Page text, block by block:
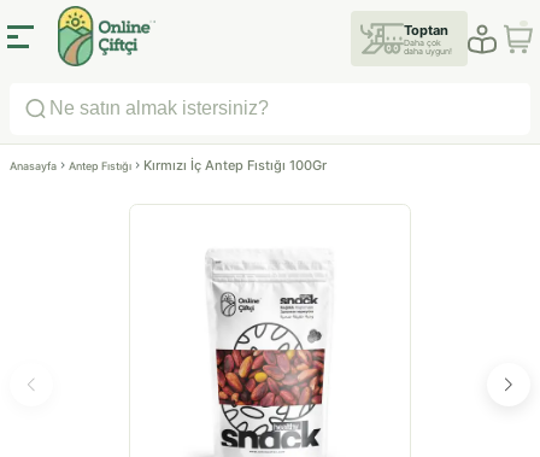
Toptan
Daha çok
daha uygun!
Anasayfa Antep Fıstığı Kırmızı İç Antep Fıstığı 100Gr